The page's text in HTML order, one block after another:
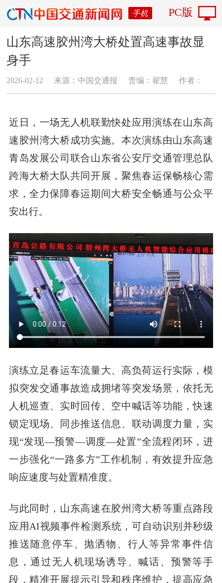
手机 PC版
山东高速胶州湾大桥处置高速事故显
身手
2026-02-12 来源：中国交通报 责编：翟慧 作者：
近日，一场无人机联勤快处应用演练在山东高
速胶州湾大桥成功实施。本次演练由山东高速
青岛发展公司联合山东省公安厅交通管理总队
跨海大桥大队共同开展，聚焦春运保畅核心需
求，全力保障春运期间大桥安全畅通与公众平
安出行。
演练立足春运车流量大、高负荷运行实际，模
拟突发交通事故造成拥堵等突发场景，依托无
人机巡查、实时回传、空中喊话等功能，快速
锁定现场、同步推送信息、联动调度力量，实
现“发现—预警—调度—处置”全流程闭环，进
一步强化“一路多方”工作机制，有效提升应急
响应速度与处置精准度。
与此同时，山东高速在胶州湾大桥等重点路段
应用AI视频事件检测系统，可自动识别并秒级
推送随意停车、抛洒物、行人等异常事件信
息，通过无人机现场诱导、喊话、预警等手
段，精准开展提示引导和秩序维护，提高应急